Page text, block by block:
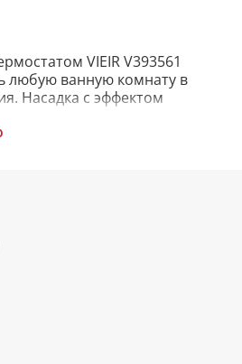
VIEIR V393561
любую ванную комнату в
Насадка с эффектом
принятие душа
Душевая стойка
устроено индивидуально на
стиль и комфорт с
Душевая система с
отвечает всем
и помогает
интерьер Вашей ванной
имеет термостатический